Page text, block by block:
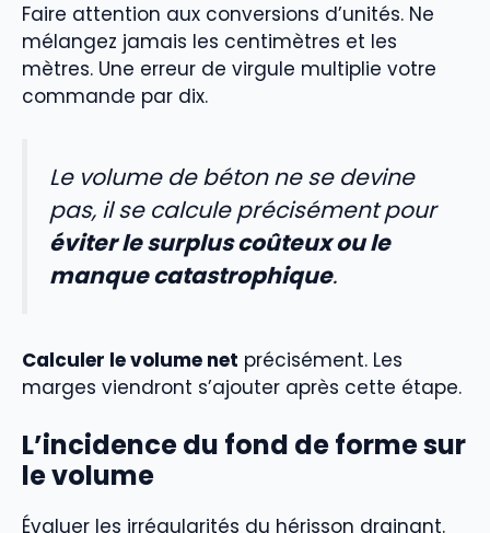
Faire attention aux conversions d’unités. Ne
mélangez jamais les centimètres et les
mètres. Une erreur de virgule multiplie votre
commande par dix.
Le volume de béton ne se devine
pas, il se calcule précisément pour
éviter le surplus coûteux ou le
manque catastrophique.
Calculer le volume net précisément. Les
marges viendront s’ajouter après cette étape.
L’incidence du fond de forme sur
le volume
Évaluer les irrégularités du hérisson drainant.